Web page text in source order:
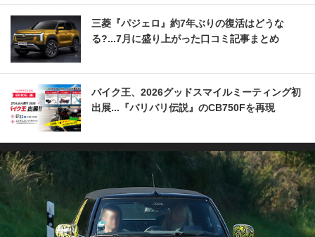
三菱『パジェロ』約7年ぶりの復活はどうな
る?...7月に盛り上がった口コミ記事まとめ
バイク王、2026グッドスマイルミーティング初
出展...『バリバリ伝説』のCB750Fを再現